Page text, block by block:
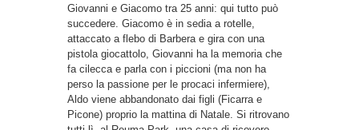
Giovanni e Giacomo tra 25 anni: qui tutto può
succedere. Giacomo è in sedia a rotelle,
attaccato a flebo di Barbera e gira con una
pistola giocattolo, Giovanni ha la memoria che
fa cilecca e parla con i piccioni (ma non ha
perso la passione per le procaci infermiere),
Aldo viene abbandonato dai figli (Ficarra e
Picone) proprio la mattina di Natale. Si ritrovano